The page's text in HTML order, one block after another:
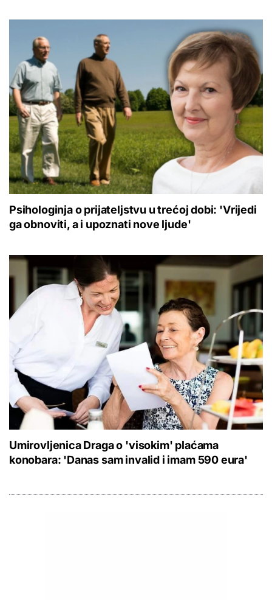
Psihologinja o prijateljstvu u trećoj dobi: 'Vrijedi
ga obnoviti, a i upoznati nove ljude'
Umirovljenica Draga o 'visokim' plaćama
konobara: 'Danas sam invalid i imam 590 eura'